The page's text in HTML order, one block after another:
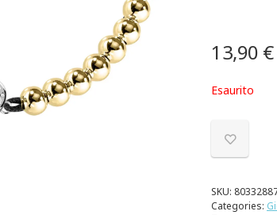
13,90 €
Esaurito
SKU:
Categories: